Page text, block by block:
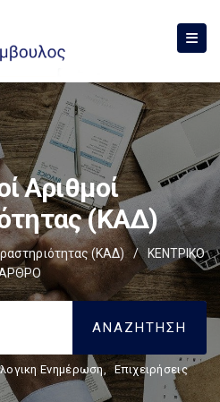
Αριθμοί
(ΚΑΔ)
(ΚΑΔ) /
ΚΕΝΤΡΙΚΟ
Ενημέρωση, Επιχειρήσεις